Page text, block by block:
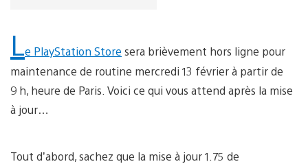
Le PlayStation Store sera brièvement hors ligne pour
maintenance de routine mercredi 13 février à partir de
9 h, heure de Paris. Voici ce qui vous attend après la mise
à jour…
Tout d’abord, sachez que la mise à jour 1.75 de